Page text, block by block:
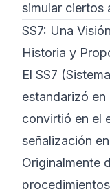
simular ciertos
SS7: Una
Historia y
El SS7
estandarizó en
convirtió en el
señalización
Originalmente